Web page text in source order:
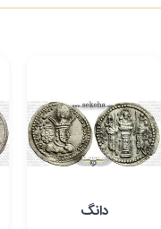
دانگ